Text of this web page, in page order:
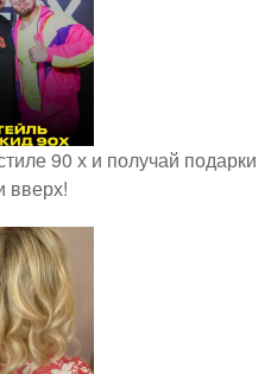
90 х и получай подарки
вверх!